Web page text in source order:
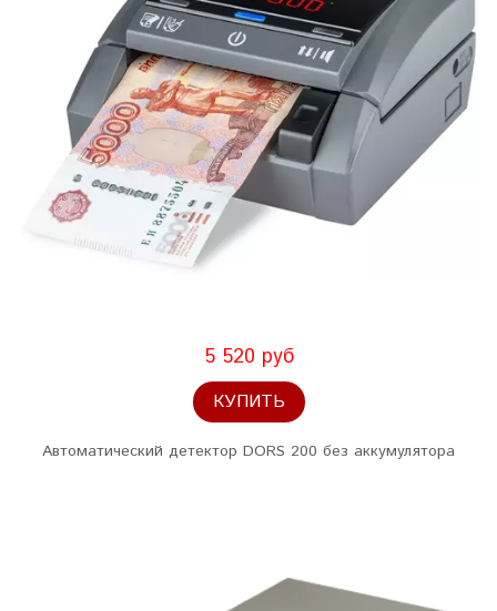
5 520 руб
КУПИТЬ
Автоматический детектор DORS 200 без аккумулятора